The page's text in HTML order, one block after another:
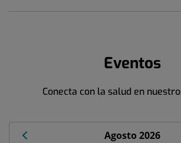
Eventos
Conecta con la salud en
Agosto 2026